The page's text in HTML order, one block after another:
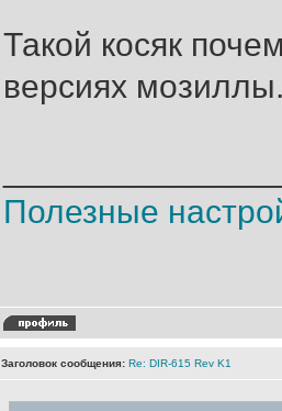
Такой косяк
версиях
Полезные
Заголовок сообщения: Re: DIR-615 Rev K1